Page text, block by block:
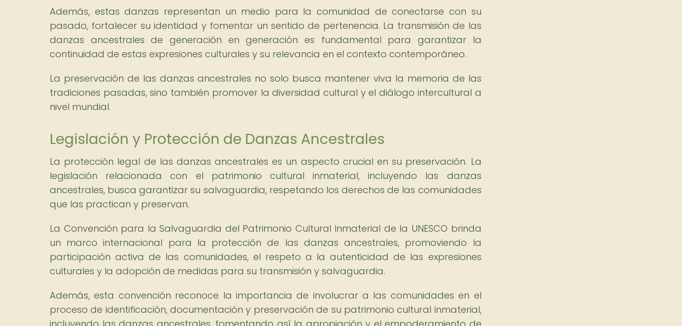
Además, estas danzas representan un medio para la comunidad de conectarse con su
pasado, fortalecer su identidad y fomentar un sentido de pertenencia. La transmisión de las
danzas ancestrales de generación en generación es fundamental para garantizar la
continuidad de estas expresiones culturales y su relevancia en el contexto contemporáneo.
La preservación de las danzas ancestrales no solo busca mantener viva la memoria de las
tradiciones pasadas, sino también promover la diversidad cultural y el diálogo intercultural a
nivel mundial.
Legislación y Protección de Danzas Ancestrales
La protección legal de las danzas ancestrales es un aspecto crucial en su preservación. La
legislación relacionada con el patrimonio cultural inmaterial, incluyendo las danzas
ancestrales, busca garantizar su salvaguardia, respetando los derechos de las comunidades
que las practican y preservan.
La Convención para la Salvaguardia del Patrimonio Cultural Inmaterial de la UNESCO brinda
un marco internacional para la protección de las danzas ancestrales, promoviendo la
participación activa de las comunidades, el respeto a la autenticidad de las expresiones
culturales y la adopción de medidas para su transmisión y salvaguardia.
Además, esta convención reconoce la importancia de involucrar a las comunidades en el
proceso de identificación, documentación y preservación de su patrimonio cultural inmaterial,